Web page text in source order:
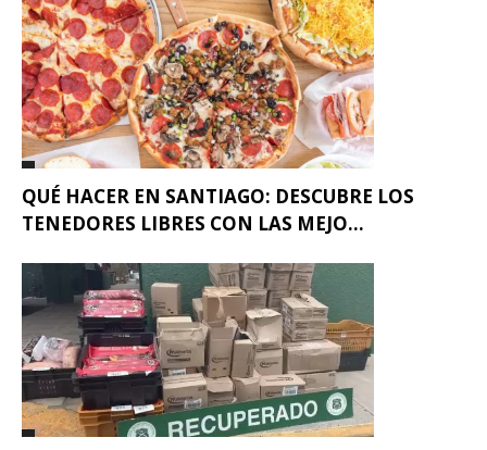
QUÉ HACER EN SANTIAGO: DESCUBRE LOS
TENEDORES LIBRES CON LAS MEJO...